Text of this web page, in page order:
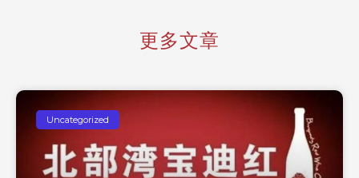
更多文章
Uncategorized